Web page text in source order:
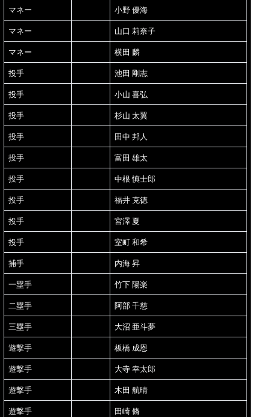
マネー 小野 優海
マネー 山口 莉奈子
マネー 横田 麟
投手 池田 剛志
投手 小山 喜弘
投手 杉山 太翼
投手 田中 邦人
投手 富田 雄太
投手 中根 慎士郎
投手 福井 克徳
投手 宮澤 夏
投手 室町 和希
捕手 内海 昇
一塁手 竹下 陽楽
二塁手 阿部 千慈
三塁手 大沼 亜斗夢
遊撃手 板橋 成恩
遊撃手 大寺 幸太郎
遊撃手 木田 航晴
遊撃手 田崎 脩